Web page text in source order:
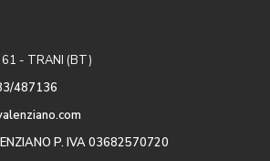
- TRANI (BT)
487136
P. IVA 03682570720